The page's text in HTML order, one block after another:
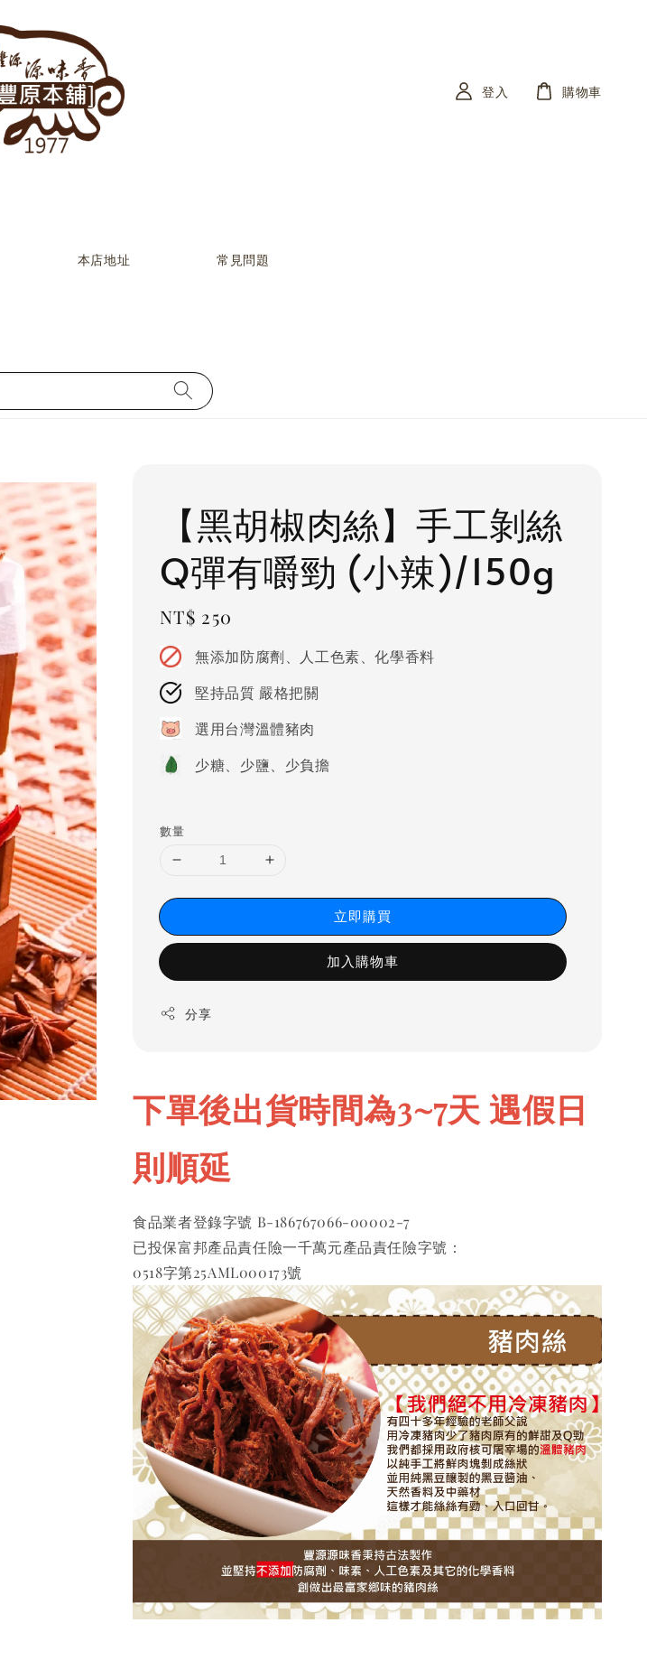
                    常見問題
登入 購物車
【黑胡椒肉絲】手工剝絲
Q彈有嚼勁 (小辣)/150g
Regular
price
NT$ 250
無添加防腐劑、人工色素、化學香料
堅持品質 嚴格把關
選用台灣溫體豬肉
少糖、少鹽、少負擔
數量
立即購買
加入購物車
分享
下單後出貨時間為3~7天 遇假日
則順延
食品業者登錄字號 B-186767066-00002-7
已投保富邦產品責任險一千萬元產品責任險字號：
0518字第25AML000173號